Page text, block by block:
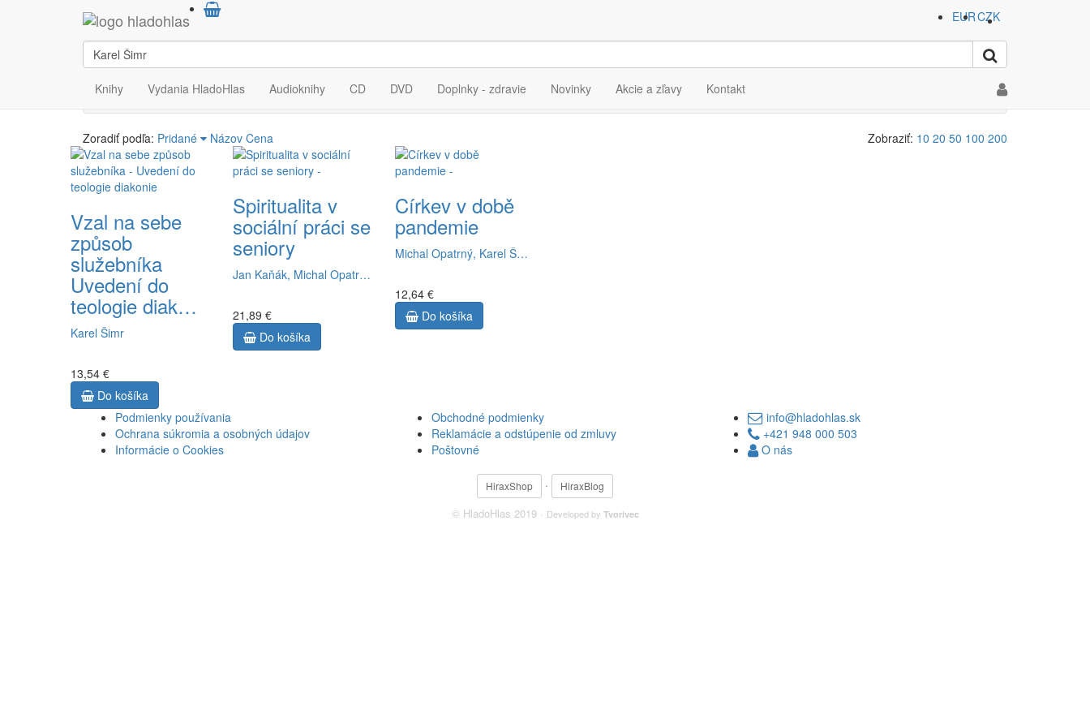
EURCZK
Knihy Vydania HladoHlas Audioknihy CD DVD Doplnky - zdravie Novinky Akcie a zľavy Kontakt
Výsledky vyhľadávania pre výraz"Karel Šimr"
Počet výsledkov: 3
Zoradiť podľa: Pridané Názov Cena Zobraziť: 10 20 50 100 200
Vzal na sebe
způsob
služebníka
Uvedení do
teologie diak…
Karel Šimr
13,54 €
Do košíka
Spiritualita v
sociální práci se
seniory
Jan Kaňák, Michal Opatr…
21,89 €
Do košíka
Církev v době
pandemie
Michal Opatrný, Karel Š…
12,64 €
Do košíka
Podmienky používania
Ochrana súkromia a osobných údajov
Informácie o Cookies
Obchodné podmienky
Reklamácie a odstúpenie od zmluvy
Poštovné
info@hladohlas.sk
+421 948 000 503
O nás
HiraxShop · HiraxBlog
© HladoHlas 2019 · Developed by Tvorivec